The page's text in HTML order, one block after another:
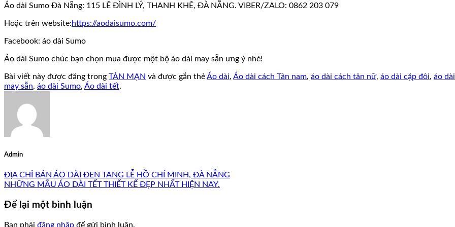
Áo dài Sumo Đà Nẵng: 115 LÊ ĐÌNH LÝ, THANH KHÊ, ĐÀ NẴNG. VIBER/ZALO: 0862 203 079
Hoặc trên website:https://aodaisumo.com/
Facebook: áo dài Sumo
Áo dài Sumo chúc bạn chọn mua được một bộ áo dài may sẵn ưng ý nhé!
Bài viết này được đăng trong TẢN MẠN và được gắn thẻÁo dài, Áo dài cách Tân nam, áo dài cách tân nữ, áo dài cặp đôi, áo
may sẵn, áo dài Sumo, Áo dài tết.
Admin
ĐỊA CHỈ BÁN ÁO DÀI ĐEN TANG LỄ HỒ CHÍ MINH, ĐÀ NẴNG
NHỮNG MẪU ÁO DÀI TẾT THIẾT KẾ ĐẸP NHẤT HIỆN NAY.
Để lại một bình luận
Bạn phải đăng nhập để gửi bình luận.